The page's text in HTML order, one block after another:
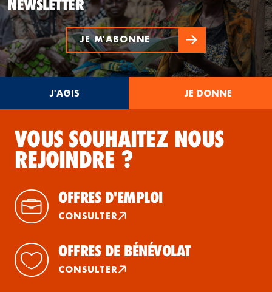
NEWSLETTER
JE M'ABONNE
J'AGIS JE DONNE
VOUS SOUHAITEZ NOUS
REJOINDRE ?
OFFRES D'EMPLOI
CONSULTER
OFFRES DE BÉNÉVOLAT
CONSULTER